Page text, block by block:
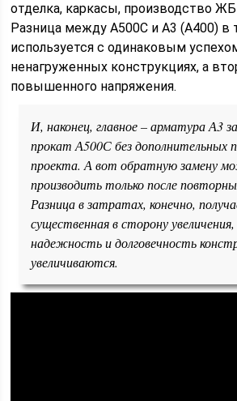
отделка, каркасы, производство
Разница между А500С и А3 (А400) в
используется с одинаковым
ненагруженных конструкциях, а
повышенного напряжения.
И, наконец, главное – арматура А3
прокат А500С без дополнительных
проекта. А вот обратную замену
производить только после
Разница в затратах, конечно,
существенная в сторону
надежность и долговечность
увеличиваются.